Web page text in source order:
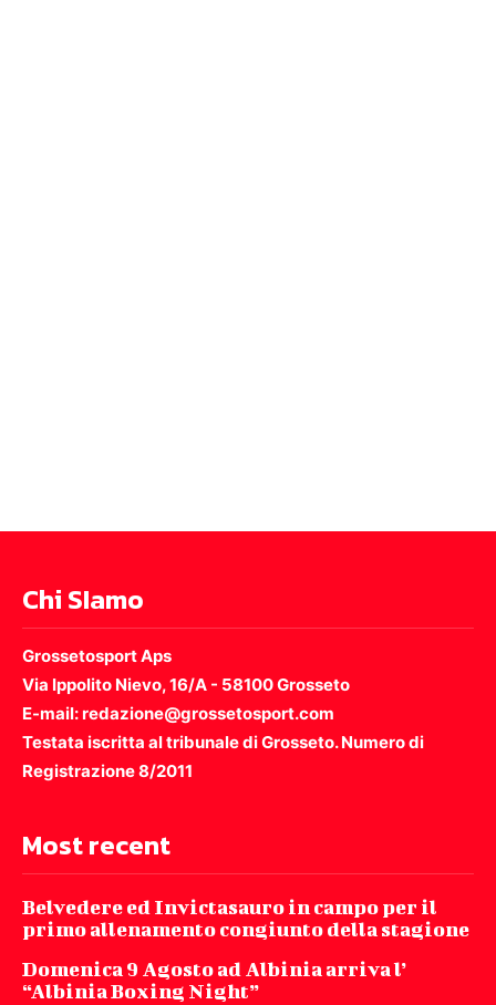
Chi SIamo
Grossetosport Aps
Via Ippolito Nievo, 16/A - 58100 Grosseto
E-mail: redazione@grossetosport.com
Testata iscritta al tribunale di Grosseto. Numero di
Registrazione 8/2011
Most recent
Belvedere ed Invictasauro in campo per il
primo allenamento congiunto della stagione
Domenica 9 Agosto ad Albinia arriva l’
“Albinia Boxing Night”